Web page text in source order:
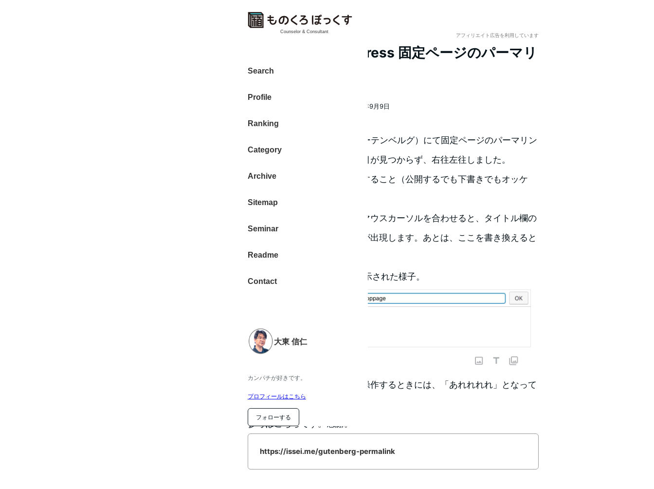
Counselor & Consultant
Search
Profile
Ranking
Category
Archive
Sitemap
Seminar
Readme
Contact
大東 信仁
カンパチが好きです。
プロフィールはこちら
フォローする
アフィリエイト広告を利用しています
Gutenberg WordPress 固定ページのパーマリ
ンク設定方法
2018年9月9日
者
WordPressのGutenberg（グーテンベルグ）にて固定ページのパーマリン
クを設定しようとしたら、項目が見つからず、右往左往しました。
ポイントは、一度記事を保存すること（公開するでも下書きでもオッケ
ー）でした。
そのあとに、記事タイトルにマウスカーソルを合わせると、タイトル欄の
上に小さなパーマリンク設定が出現します。あとは、ここを書き換えると
設定完了です。
↓ パーマリンク設定画面が表示された様子。
表示が隠れていると、初めて操作するときには、「あれれれれ」となって
参考はこちらです。感謝。
https://issei.me/gutenberg-permalink